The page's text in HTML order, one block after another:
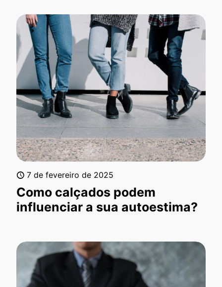
7 de fevereiro de 2025
Como calçados podem
influenciar a sua autoestima?